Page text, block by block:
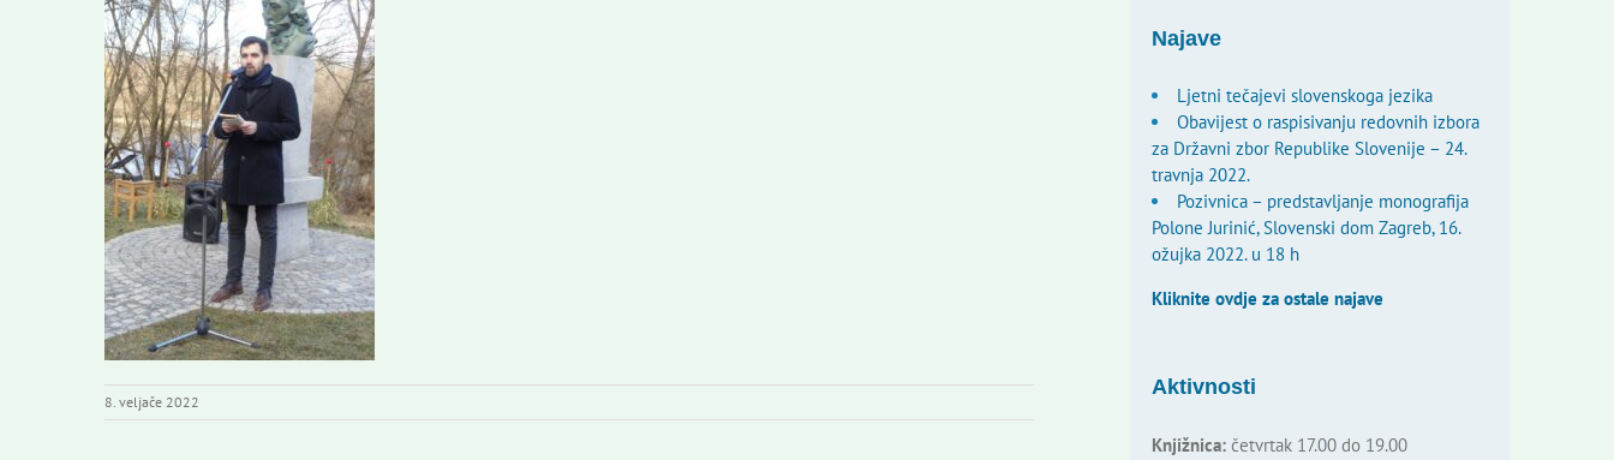
8. veljače 2022
Najave
Ljetni tečajevi slovenskoga jezika
Obavijest o raspisivanju redovnih izbora
za Državni zbor Republike Slovenije – 24.
travnja 2022.
Pozivnica – predstavljanje monografija
Polone Jurinić, Slovenski dom Zagreb, 16.
ožujka 2022. u 18 h
Kliknite ovdje za ostale najave
Aktivnosti
Knjižnica:četvrtak 17.00 do 19.00